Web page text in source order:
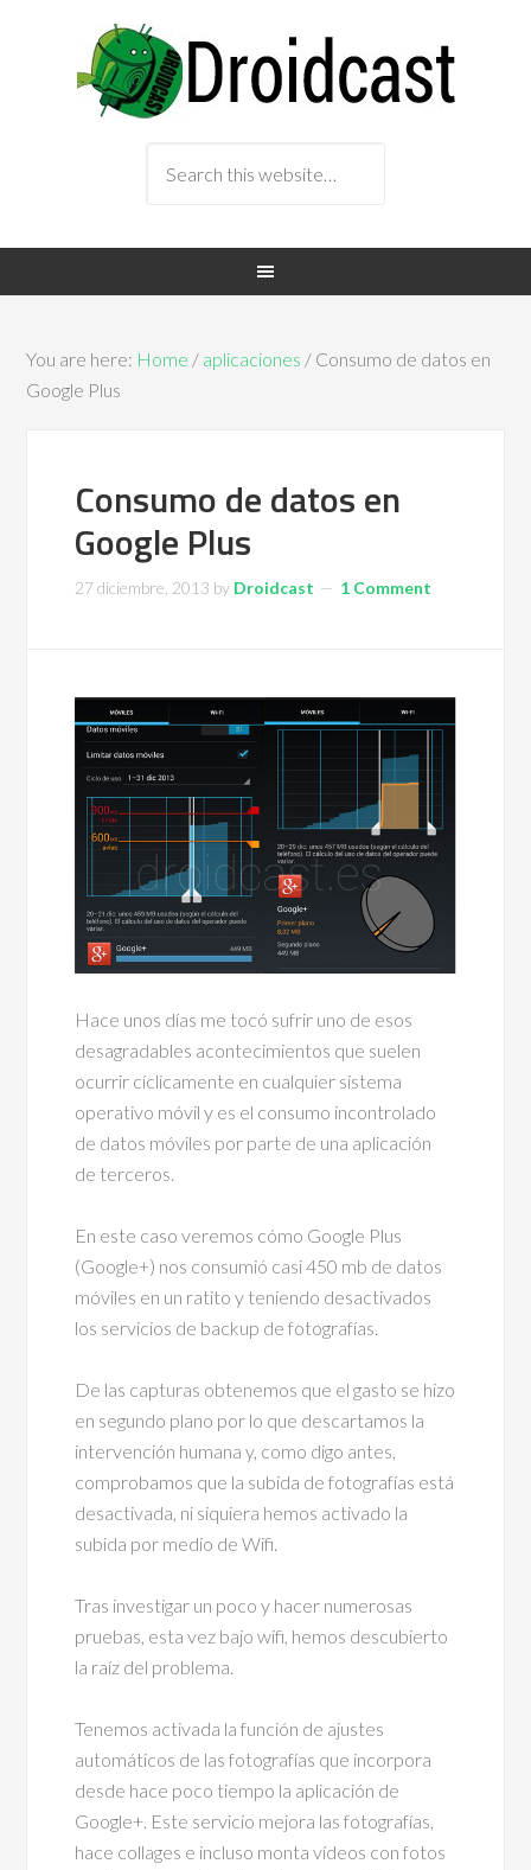
You are here: Home / aplicaciones / Consumo de datos en
Google Plus
Consumo de datos en
Google Plus
27 diciembre, 2013 by Droidcast 1 Comment
Hace unos días me tocó sufrir uno de esos
desagradables acontecimientos que suelen
ocurrir cíclicamente en cualquier sistema
operativo móvil y es el consumo incontrolado
de datos móviles por parte de una aplicación
de terceros.
En este caso veremos cómo Google Plus
(Google+) nos consumió casi 450 mb de datos
móviles en un ratito y teniendo desactivados
los servicios de backup de fotografías.
De las capturas obtenemos que el gasto se hizo
en segundo plano por lo que descartamos la
intervención humana y, como digo antes,
comprobamos que la subida de fotografías está
desactivada, ni siquiera hemos activado la
subida por medio de Wifi.
Tras investigar un poco y hacer numerosas
pruebas, esta vez bajo wifi, hemos descubierto
la raíz del problema.
Tenemos activada la función de ajustes
automáticos de las fotografías que incorpora
desde hace poco tiempo la aplicación de
Google+. Este servicio mejora las fotografías,
hace collages e incluso monta vídeos con fotos